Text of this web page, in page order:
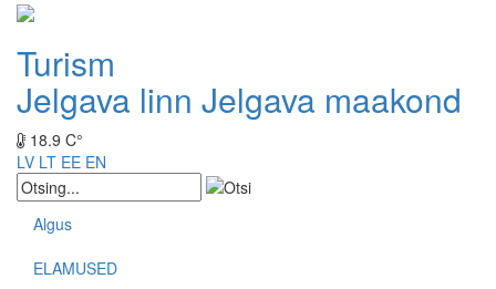
Turism
Jelgava linn Jelgava maakond
18.9 C°
LV LT EE EN
Algus
ELAMUSED